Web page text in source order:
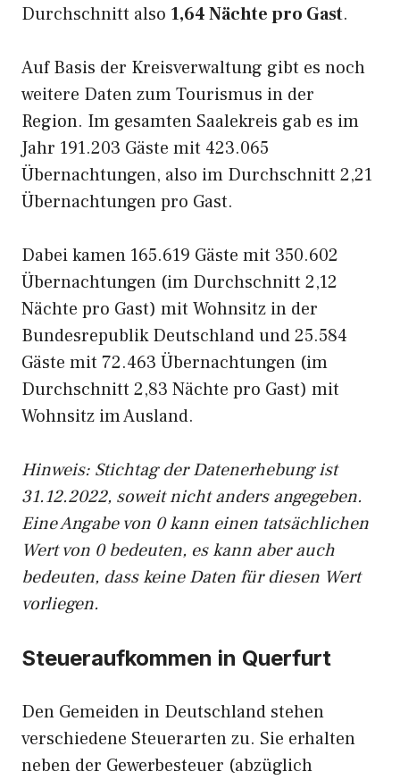
Durchschnitt also 1,64 Nächte pro Gast.
Auf Basis der Kreisverwaltung gibt es noch
weitere Daten zum Tourismus in der
Region. Im gesamten Saalekreis gab es im
Jahr 191.203 Gäste mit 423.065
Übernachtungen, also im Durchschnitt 2,21
Übernachtungen pro Gast.
Dabei kamen 165.619 Gäste mit 350.602
Übernachtungen (im Durchschnitt 2,12
Nächte pro Gast) mit Wohnsitz in der
Bundesrepublik Deutschland und 25.584
Gäste mit 72.463 Übernachtungen (im
Durchschnitt 2,83 Nächte pro Gast) mit
Wohnsitz im Ausland.
Hinweis: Stichtag der Datenerhebung ist
31.12.2022, soweit nicht anders angegeben.
Eine Angabe von 0 kann einen tatsächlichen
Wert von 0 bedeuten, es kann aber auch
bedeuten, dass keine Daten für diesen Wert
vorliegen.
Steueraufkommen in Querfurt
Den Gemeiden in Deutschland stehen
verschiedene Steuerarten zu. Sie erhalten
neben der Gewerbesteuer (abzüglich